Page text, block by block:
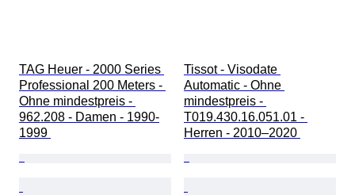
TAG Heuer - 2000 Series
Professional 200 Meters -
Ohne mindestpreis -
962.208 - Damen - 1990-
1999
Tissot - Visodate
Automatic - Ohne
mindestpreis -
T019.430.16.051.01 -
Herren - 2010–2020